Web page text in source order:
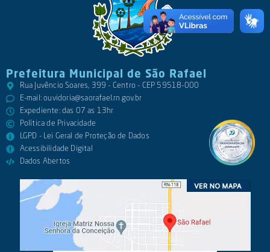
Prefeitura Municipal de São Rafael
Rua Juvêncio Soares, 399 - Centro - CEP 59518-000
E-mail:ouvidoria@saorafael.rn.gov.br
Expediente: das 07 as 13hr
Política de Privacidade
LGPD - Lei Geral de Proteção de Dados
Acessibilidade Digital
Dados Abertos